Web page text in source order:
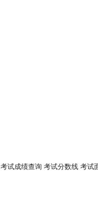
考试成绩查询 考试分数线 考试